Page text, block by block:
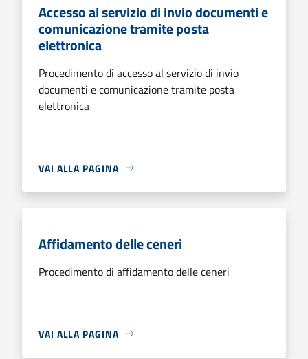
Accesso al servizio di invio documenti e
comunicazione tramite posta
elettronica
Procedimento di accesso al servizio di invio
documenti e comunicazione tramite posta
elettronica
VAI ALLA PAGINA
Affidamento delle ceneri
Procedimento di affidamento delle ceneri
VAI ALLA PAGINA